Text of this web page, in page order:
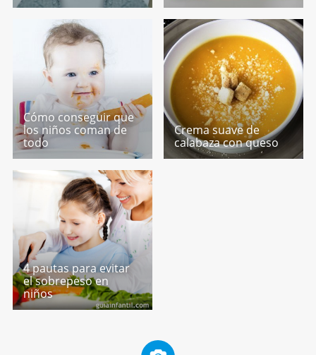
Cómo conseguir que
los niños coman de
todo
Crema suave de
calabaza con queso
4 pautas para evitar
el sobrepeso en
niños